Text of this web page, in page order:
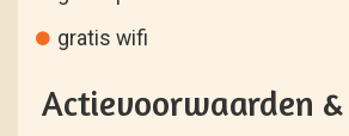
gratis wifi
Actievoorwaarden